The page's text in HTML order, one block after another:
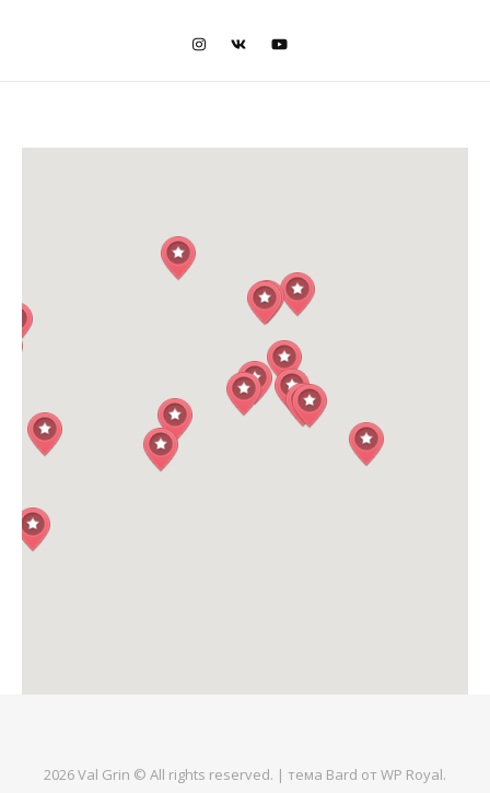
2026 Val Grin © All rights reserved. | тема Bard от WP Royal.